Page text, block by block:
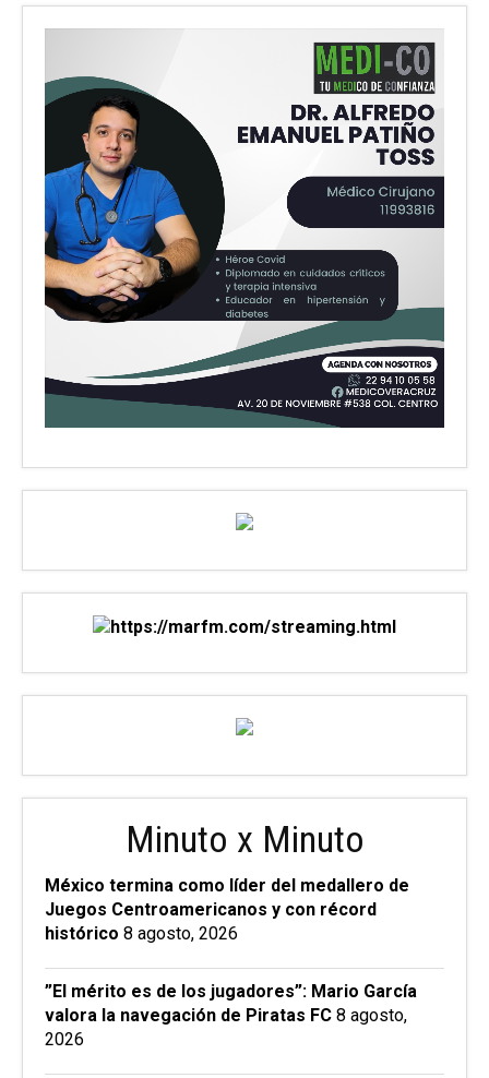
Minuto x Minuto
México termina como líder del medallero de
Juegos Centroamericanos y con récord
histórico 8 agosto, 2026
”El mérito es de los jugadores”: Mario García
valora la navegación de Piratas FC 8 agosto,
2026